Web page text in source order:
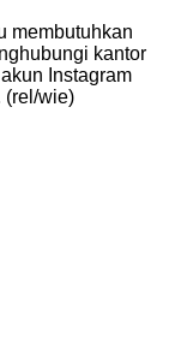
membutuhkan
kantor
Instagram
(rel/wie)